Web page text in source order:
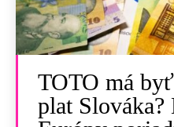
TOTO má
plat